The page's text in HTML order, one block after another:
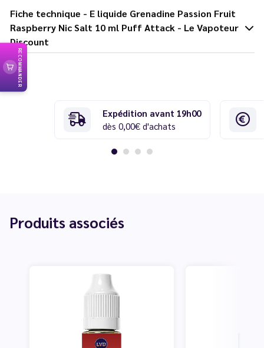
Fiche technique - E liquide Grenadine Passion Fruit
Raspberry Nic Salt 10 ml Puff Attack - Le Vapoteur
Discount
Expédition avant 19h00
dès 0,00€ d'achats
Produits associés
RECOMMANDER